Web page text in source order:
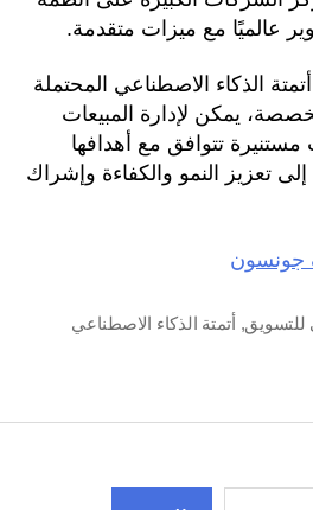
عالميًا مع ميزات متقدمة.
الذكاء الاصطناعي المحتملة
يمكن لإدارة المبيعات
مستنيرة تتوافق مع أهدافها
إلى تعزيز النمو والكفاءة وإشراك
جونسون
للتسويق, أتمتة الذكاء الاصطناعي